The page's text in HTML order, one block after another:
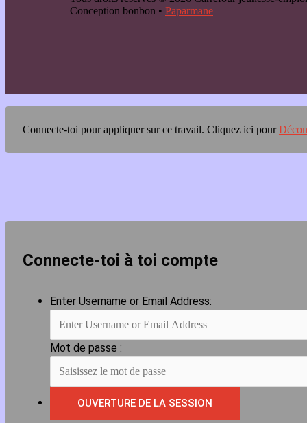
Conception bonbon • Paparmane
Connecte-toi pour appliquer sur ce travail. Cliquez ici pour
Connecte-toi à toi compte
Enter Username or Email Address:
Mot de passe :